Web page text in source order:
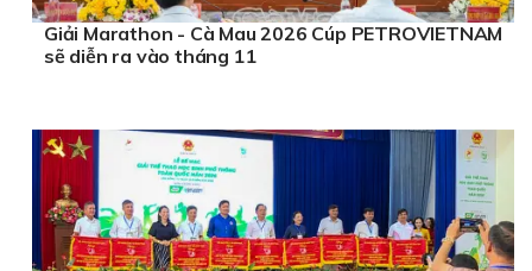
Giải Marathon - Cà Mau 2026 Cúp PETROVIETNAM
sẽ diễn ra vào tháng 11